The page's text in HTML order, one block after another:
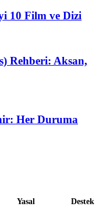
10 Film ve Dizi
Rehberi: Aksan,
Her Duruma
Yasal
Destek